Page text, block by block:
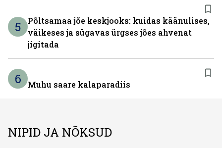
5
Põltsamaa jõe keskjooks: kuidas käänulises,
väikeses ja sügavas ürgses jões ahvenat
jigitada
6 Muhu saare kalaparadiis
NIPID JA NÕKSUD